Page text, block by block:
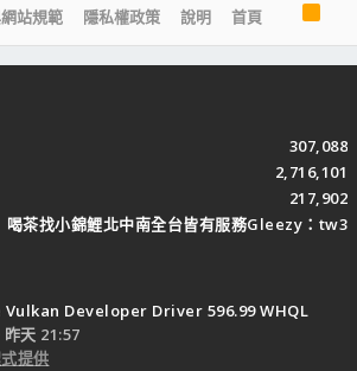
站規範 隱私權政策 說明 首頁
R
S
S
307,088
2,716,101
217,902
喝茶找小錦鯉北中南全台皆有服務Gleezy：tw3
Vulkan Developer Driver 596.99 WHQL
昨天 21:57
提供